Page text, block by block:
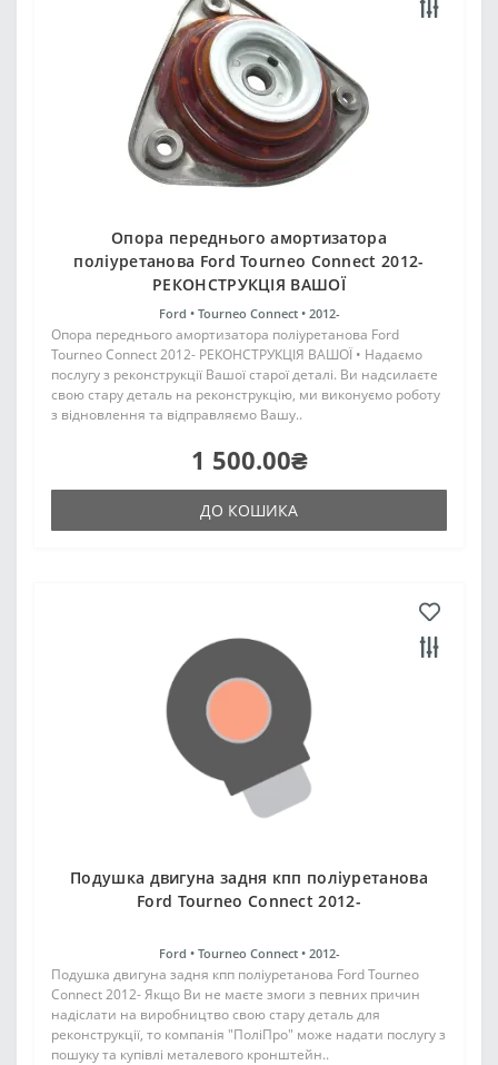
Опора переднього амортизатора
поліуретанова Ford Tourneo Connect 2012-
РЕКОНСТРУКЦІЯ ВАШОЇ
Ford • Tourneo Connect • 2012-
Опора переднього амортизатора поліуретанова Ford
Tourneo Connect 2012- РЕКОНСТРУКЦІЯ ВАШОЇ • Надаємо
послугу з реконструкції Вашої старої деталі. Ви надсилаєте
свою стару деталь на реконструкцію, ми виконуємо роботу
з відновлення та відправляємо Вашу..
1 500.00₴
ДО КОШИКА
Подушка двигуна задня кпп поліуретанова
Ford Tourneo Connect 2012-
Ford • Tourneo Connect • 2012-
Подушка двигуна задня кпп поліуретанова Ford Tourneo
Connect 2012- Якщо Ви не маєте змоги з певних причин
надіслати на виробництво свою стару деталь для
реконструкції, то компанія "ПоліПро" може надати послугу з
пошуку та купівлі металевого кронштейн..